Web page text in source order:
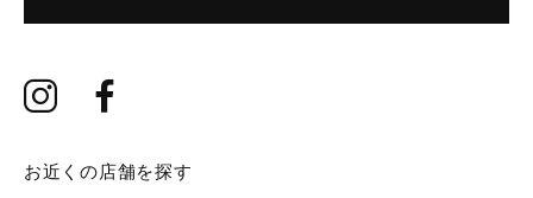
お近くの店舗を探す